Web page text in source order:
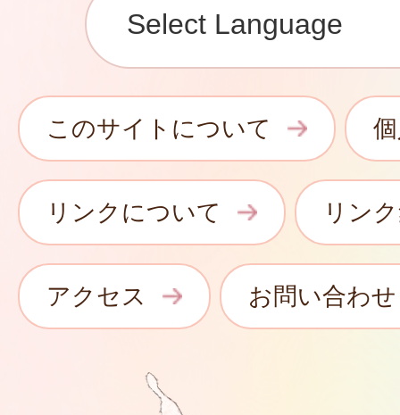
このサイトについて
リンクについて リン
アクセス お問い合わせ